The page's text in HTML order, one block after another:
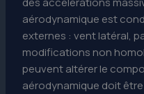
aérodynamique est
externes : vent latéral,
modifications non
peuvent altérer le
aérodynamique doit